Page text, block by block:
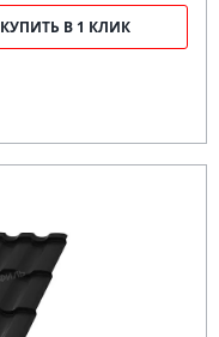
КУПИТЬ В 1 КЛИК